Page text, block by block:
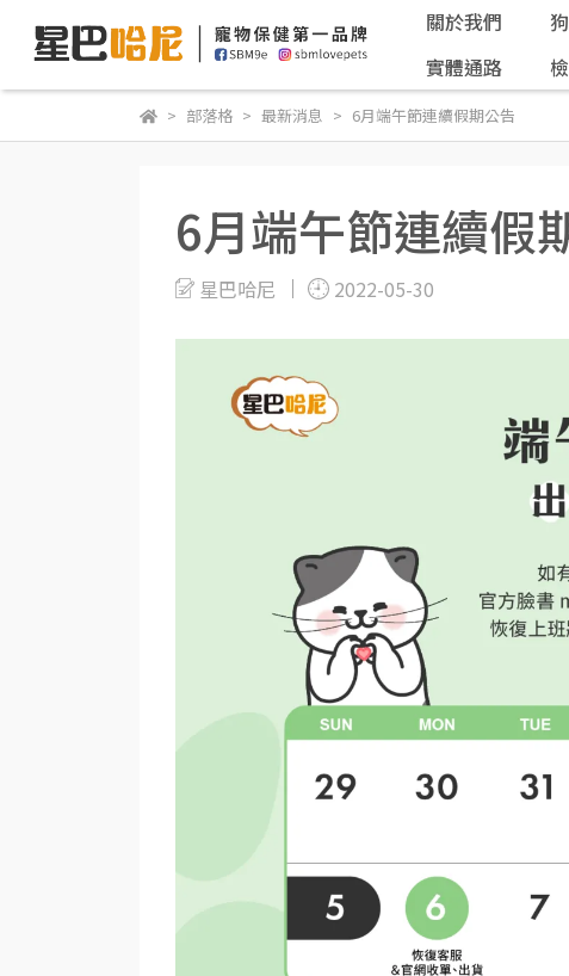
關於我們
實體通路
部落格 最新消息 6月端午節連續假期公告
6月端午節連續假
星巴哈尼 2022-05-30